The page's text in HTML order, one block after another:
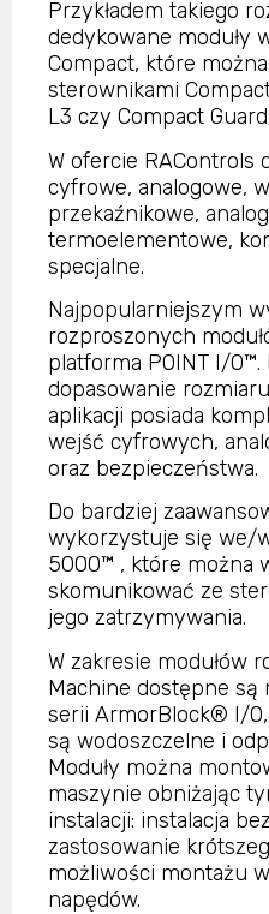
Przykładem takiego
dedykowane moduły
Compact, które
sterownikami
L3 czy Compact
W ofercie RAControls
cyfrowe, analogowe,
przekaźnikowe,
termoelementowe,
specjalne.
Najpopularniejszym
rozproszonych
platforma POINT I/
dopasowanie
aplikacji posiada
wejść cyfrowych,
oraz bezpieczeństwa.
Do bardziej
wykorzystuje się we/
5000™ , które można
skomunikować ze
jego zatrzymywania.
W zakresie modułów
Machine dostępne są
serii ArmorBlock® I/
są wodoszczelne i
Moduły można
maszynie obniżając
instalacji: instalacja
zastosowanie
możliwości montażu
napędów.